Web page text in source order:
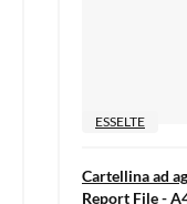
ESSELTE
Cartellina ad
Report File -
××